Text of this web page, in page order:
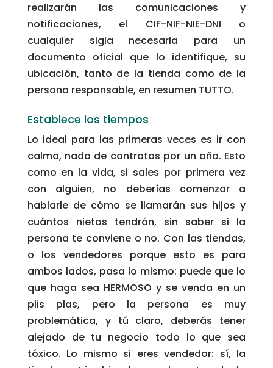
realizarán las comunicaciones y
notificaciones, el CIF-NIF-NIE-DNI o
cualquier sigla necesaria para un
documento oficial que lo identifique, su
ubicación, tanto de la tienda como de la
persona responsable, en resumen TUTTO.
Establece los tiempos
Lo ideal para las primeras veces es ir con
calma, nada de contratos por un año. Esto
como en la vida, si sales por primera vez
con alguien, no deberías comenzar a
hablarle de cómo se llamarán sus hijos y
cuántos nietos tendrán, sin saber si la
persona te conviene o no. Con las tiendas,
o los vendedores porque esto es para
ambos lados, pasa lo mismo: puede que lo
que haga sea HERMOSO y se venda en un
plis plas, pero la persona es muy
problemática, y tú claro, deberás tener
alejado de tu negocio todo lo que sea
tóxico. Lo mismo si eres vendedor: sí, la